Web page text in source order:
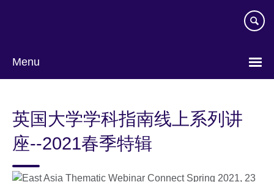
Menu
language
英国大学学科指南线上系列讲
座--2021春季特辑